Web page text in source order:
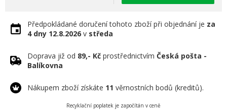
Předpokládané doručení tohoto zboží při objednání je za
4 dny 12.8.2026 v středa
Doprava již od 89,- Kč prostřednictvím Česká pošta -
Balíkovna
Nákupem zboží získáte 11 věrnostních bodů (kreditů).
Recyklační poplatek je započítán v ceně